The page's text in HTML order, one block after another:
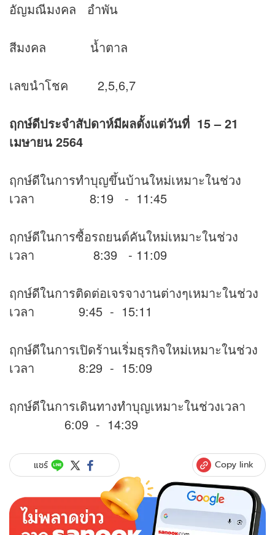
อัญมณีมงคล อำพัน
สีมงคล น้ำตาล
เลขนำโชค 2,5,6,7
ฤกษ์ดีประจำสัปดาห์มีผลตั้งแต่วันที่ 15 – 21
เมษายน 2564
ฤกษ์ดีในการทำบุญขึ้นบ้านใหม่เหมาะในช่วง
เวลา 8:19 - 11:45
ฤกษ์ดีในการซื้อรถยนต์คันใหม่เหมาะในช่วง
เวลา 8:39 - 11:09
ฤกษ์ดีในการติดต่อเจรจางานต่างๆเหมาะในช่วง
เวลา 9:45 - 15:11
ฤกษ์ดีในการเปิดร้านเริ่มธุรกิจใหม่เหมาะในช่วง
เวลา 8:29 - 15:09
ฤกษ์ดีในการเดินทางทำบุญเหมาะในช่วงเวลา
6:09 - 14:39
แชร์ Copy link